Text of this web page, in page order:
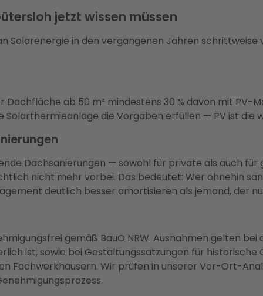
jetzt wissen müssen
Solarenergie in den vergangenen Jahren schrittweise
ab 50 m² mindestens 30 % davon mit PV-
Solarthermieanlage die Vorgaben erfüllen — PV ist
Dachsanierungen — sowohl für private als auch
nicht mehr vorbei. Das bedeutet: Wer ohnehin
deutlich besser amortisieren als jemand, der
gemäß BauO NRW. Ausnahmen gelten
ist, sowie bei Gestaltungssatzungen für
Fachwerkhäusern. Wir prüfen in unserer Vor-Ort-